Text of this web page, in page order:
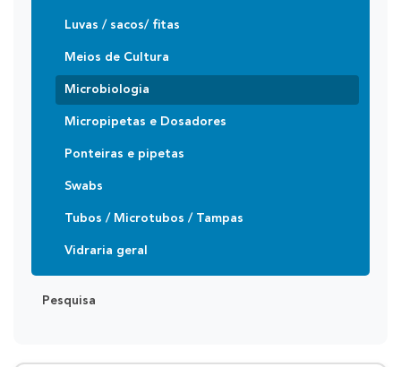
Luvas / sacos/ fitas
Meios de Cultura
Microbiologia
Micropipetas e Dosadores
Ponteiras e pipetas
Swabs
Tubos / Microtubos / Tampas
Vidraria geral
Pesquisa